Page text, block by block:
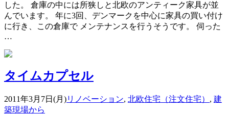
した。 倉庫の中には所狭しと北欧のアンティーク家具が並
んでいます。 年に3回、デンマークを中心に家具の買い付け
に行き、この倉庫で メンテナンスを行うそうです。 伺った
…
タイムカプセル
2011年3月7日(月)リノベーション, 北欧住宅（注文住宅） , 建
築現場から